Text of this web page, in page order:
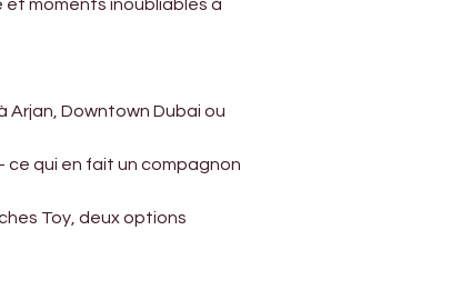
et moments inoubliables à
Arjan, Downtown Dubai ou
ce qui en fait un compagnon
Toy, deux options